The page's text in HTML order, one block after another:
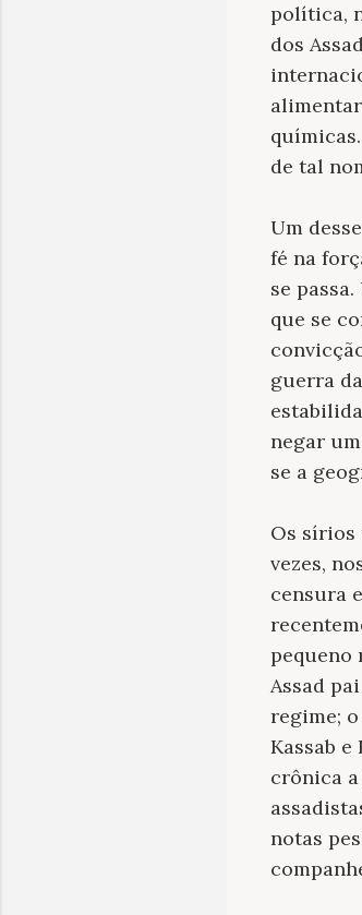
política,
dos
de tal
Um
fé na
se
que se
guerra
negar
se a
Os sírios
vezes,
censura
pequeno
Assad
regime;
Kassab
crônica
notas